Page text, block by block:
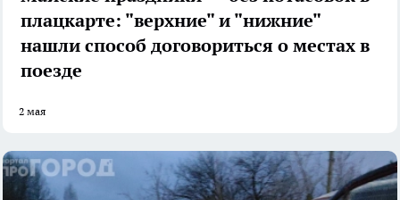
плацкарте: "верхние" и "нижние"
нашли способ договориться о местах в
поезде
2 мая